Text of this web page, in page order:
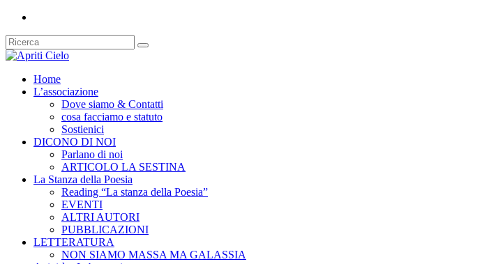
Home
L’associazione
Dove siamo & Contatti
cosa facciamo e statuto
Sostienici
DICONO DI NOI
Parlano di noi
ARTICOLO LA SESTINA
La Stanza della Poesia
Reading “La stanza della Poesia”
EVENTI
ALTRI AUTORI
PUBBLICAZIONI
LETTERATURA
NON SIAMO MASSA MA GALASSIA